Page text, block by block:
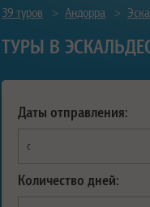
39 туров > Андорра >
ТУРЫ В
Даты отправления:
с
Количество дней: